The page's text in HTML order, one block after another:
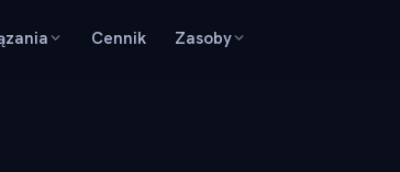
Cennik Zasoby